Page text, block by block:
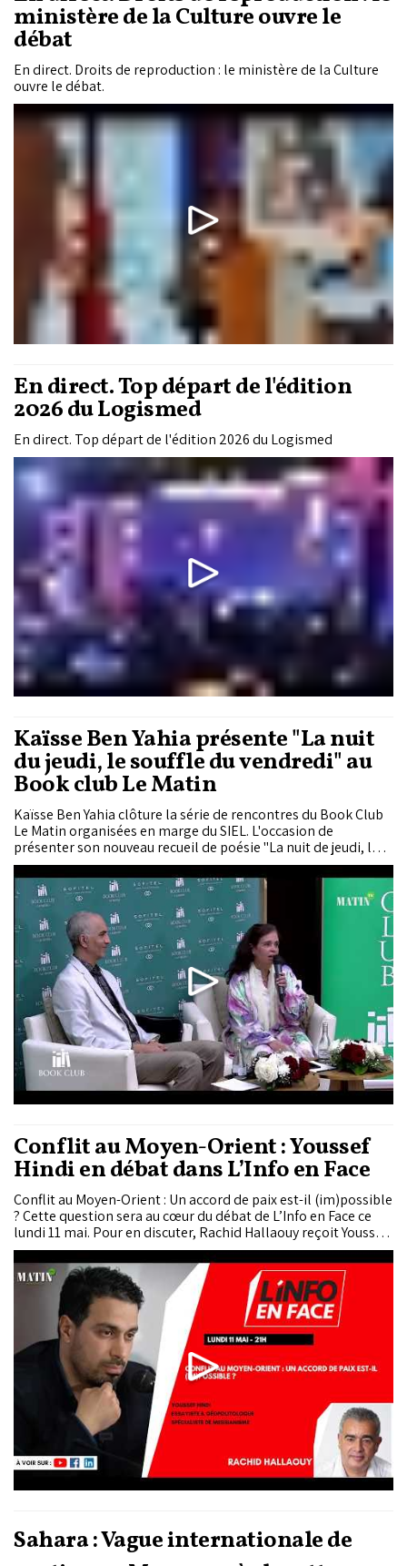
ministère de la Culture ouvre le
débat
En direct. Droits de reproduction : le ministère de la Culture
ouvre le débat.
En direct. Top départ de l'édition
2026 du Logismed
En direct. Top départ de l'édition 2026 du Logismed
Kaïsse Ben Yahia présente "La nuit
du jeudi, le souffle du vendredi" au
Book club Le Matin
Kaïsse Ben Yahia clôture la série de rencontres du Book Club
Le Matin organisées en marge du SIEL. L'occasion de
présenter son nouveau recueil de poésie "La nuit de jeudi, le
souffle de vendredi".
Conflit au Moyen-Orient : Youssef
Hindi en débat dans L’Info en Face
Conflit au Moyen-Orient : Un accord de paix est-il (im)possible
? Cette question sera au cœur du débat de L’Info en Face ce
lundi 11 mai. Pour en discuter, Rachid Hallaouy reçoit Youssef
Hindi, essayiste, géopolitologue et spécialiste de
messianisme.
Sahara : Vague internationale de